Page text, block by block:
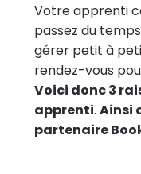
Votre apprenti
passez du
gérer petit à
rendez-vous
Voici donc 3
apprenti. Ainsi
partenaire